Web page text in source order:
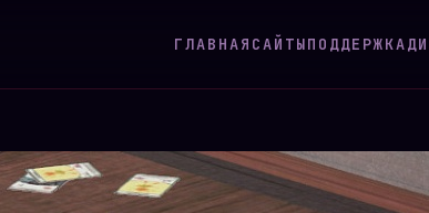
ГЛАВНАЯ САЙТЫПОДДЕРЖКА